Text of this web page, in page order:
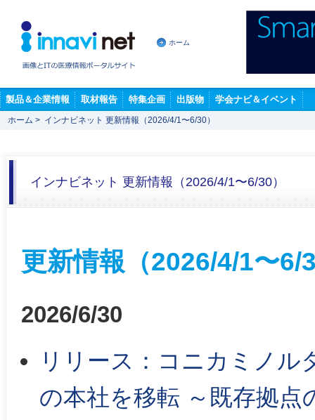
ホーム
製品＆企業情報 取材報告 特集企画 出版物 学会ナビ＆イベント
ホーム > インナビネット 更新情報（2026/4/1〜6/30）
インナビネット 更新情報（2026/4/1〜6/30）
更新情報（2026/4/1〜6/
2026/6/30
リリース：コニカミノル
の本社を移転 ～既存拠点